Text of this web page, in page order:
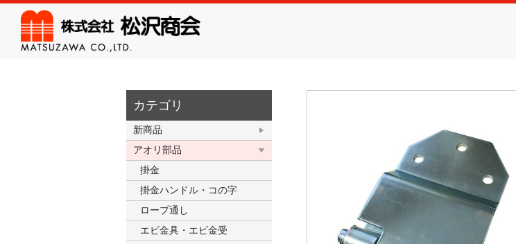
カテゴリ
新商品
アオリ部品
掛金
掛金ハンドル・コの字
ロープ通し
エビ金具・エビ金受